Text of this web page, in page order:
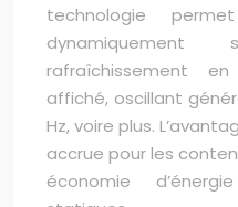
technologie
rafraîchissement
affiché, oscillant
Hz, voire plus.
accrue pour les
économie